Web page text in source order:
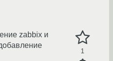
1
zabbix и